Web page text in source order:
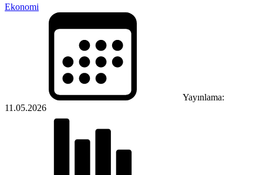
Ekonomi
Yayınlama:
11.05.2026